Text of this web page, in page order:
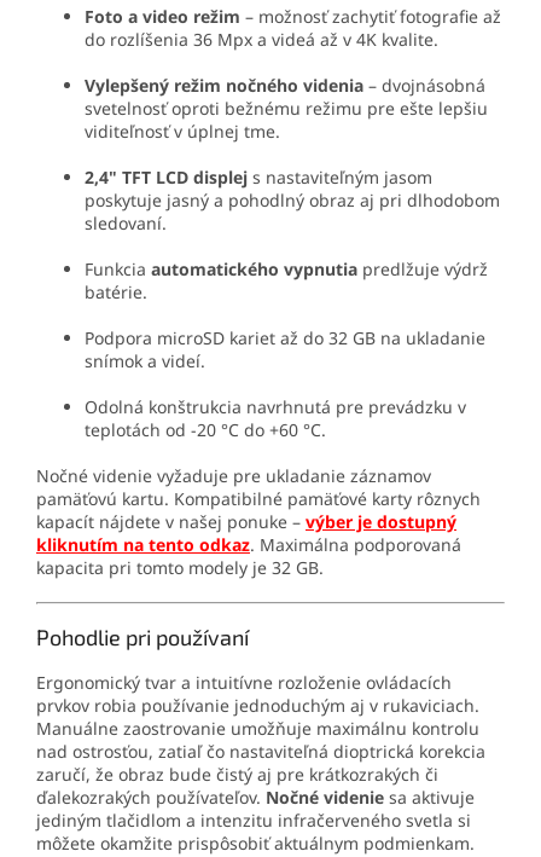
Foto a video režim – možnosť zachytiť fotografie až
do rozlíšenia 36 Mpx a videá až v 4K kvalite.
Vylepšený režim nočného videnia – dvojnásobná
svetelnosť oproti bežnému režimu pre ešte lepšiu
viditeľnosť v úplnej tme.
2,4" TFT LCD displej s nastaviteľným jasom
poskytuje jasný a pohodlný obraz aj pri dlhodobom
sledovaní.
Funkcia automatického vypnutia predlžuje výdrž
batérie.
Podpora microSD kariet až do 32 GB na ukladanie
snímok a videí.
Odolná konštrukcia navrhnutá pre prevádzku v
teplotách od -20 °C do +60 °C.
Nočné videnie vyžaduje pre ukladanie záznamov
pamäťovú kartu. Kompatibilné pamäťové karty rôznych
kapacít nájdete v našej ponuke – výber je dostupný
kliknutím na tento odkaz. Maximálna podporovaná
kapacita pri tomto modely je 32 GB.
Pohodlie pri používaní
Ergonomický tvar a intuitívne rozloženie ovládacích
prvkov robia používanie jednoduchým aj v rukaviciach.
Manuálne zaostrovanie umožňuje maximálnu kontrolu
nad ostrosťou, zatiaľ čo nastaviteľná dioptrická korekcia
zaručí, že obraz bude čistý aj pre krátkozrakých či
ďalekozrakých používateľov. Nočné videnie sa aktivuje
jediným tlačidlom a intenzitu infračerveného svetla si
môžete okamžite prispôsobiť aktuálnym podmienkam.